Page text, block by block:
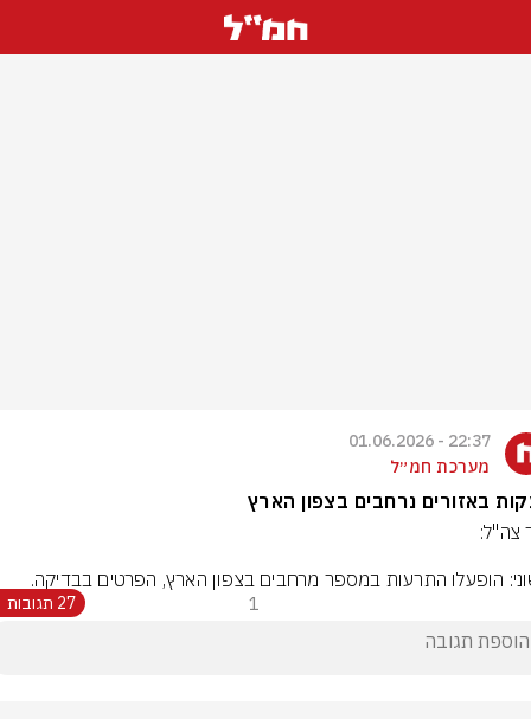
22:37 - 01.06.2026
מערכת חמ״ל
באזורים נרחבים בצפון הארץ
הופעלו התרעות במספר מרחבים בצפון הארץ, הפרטים בבדיקה.
1 27 תגובות